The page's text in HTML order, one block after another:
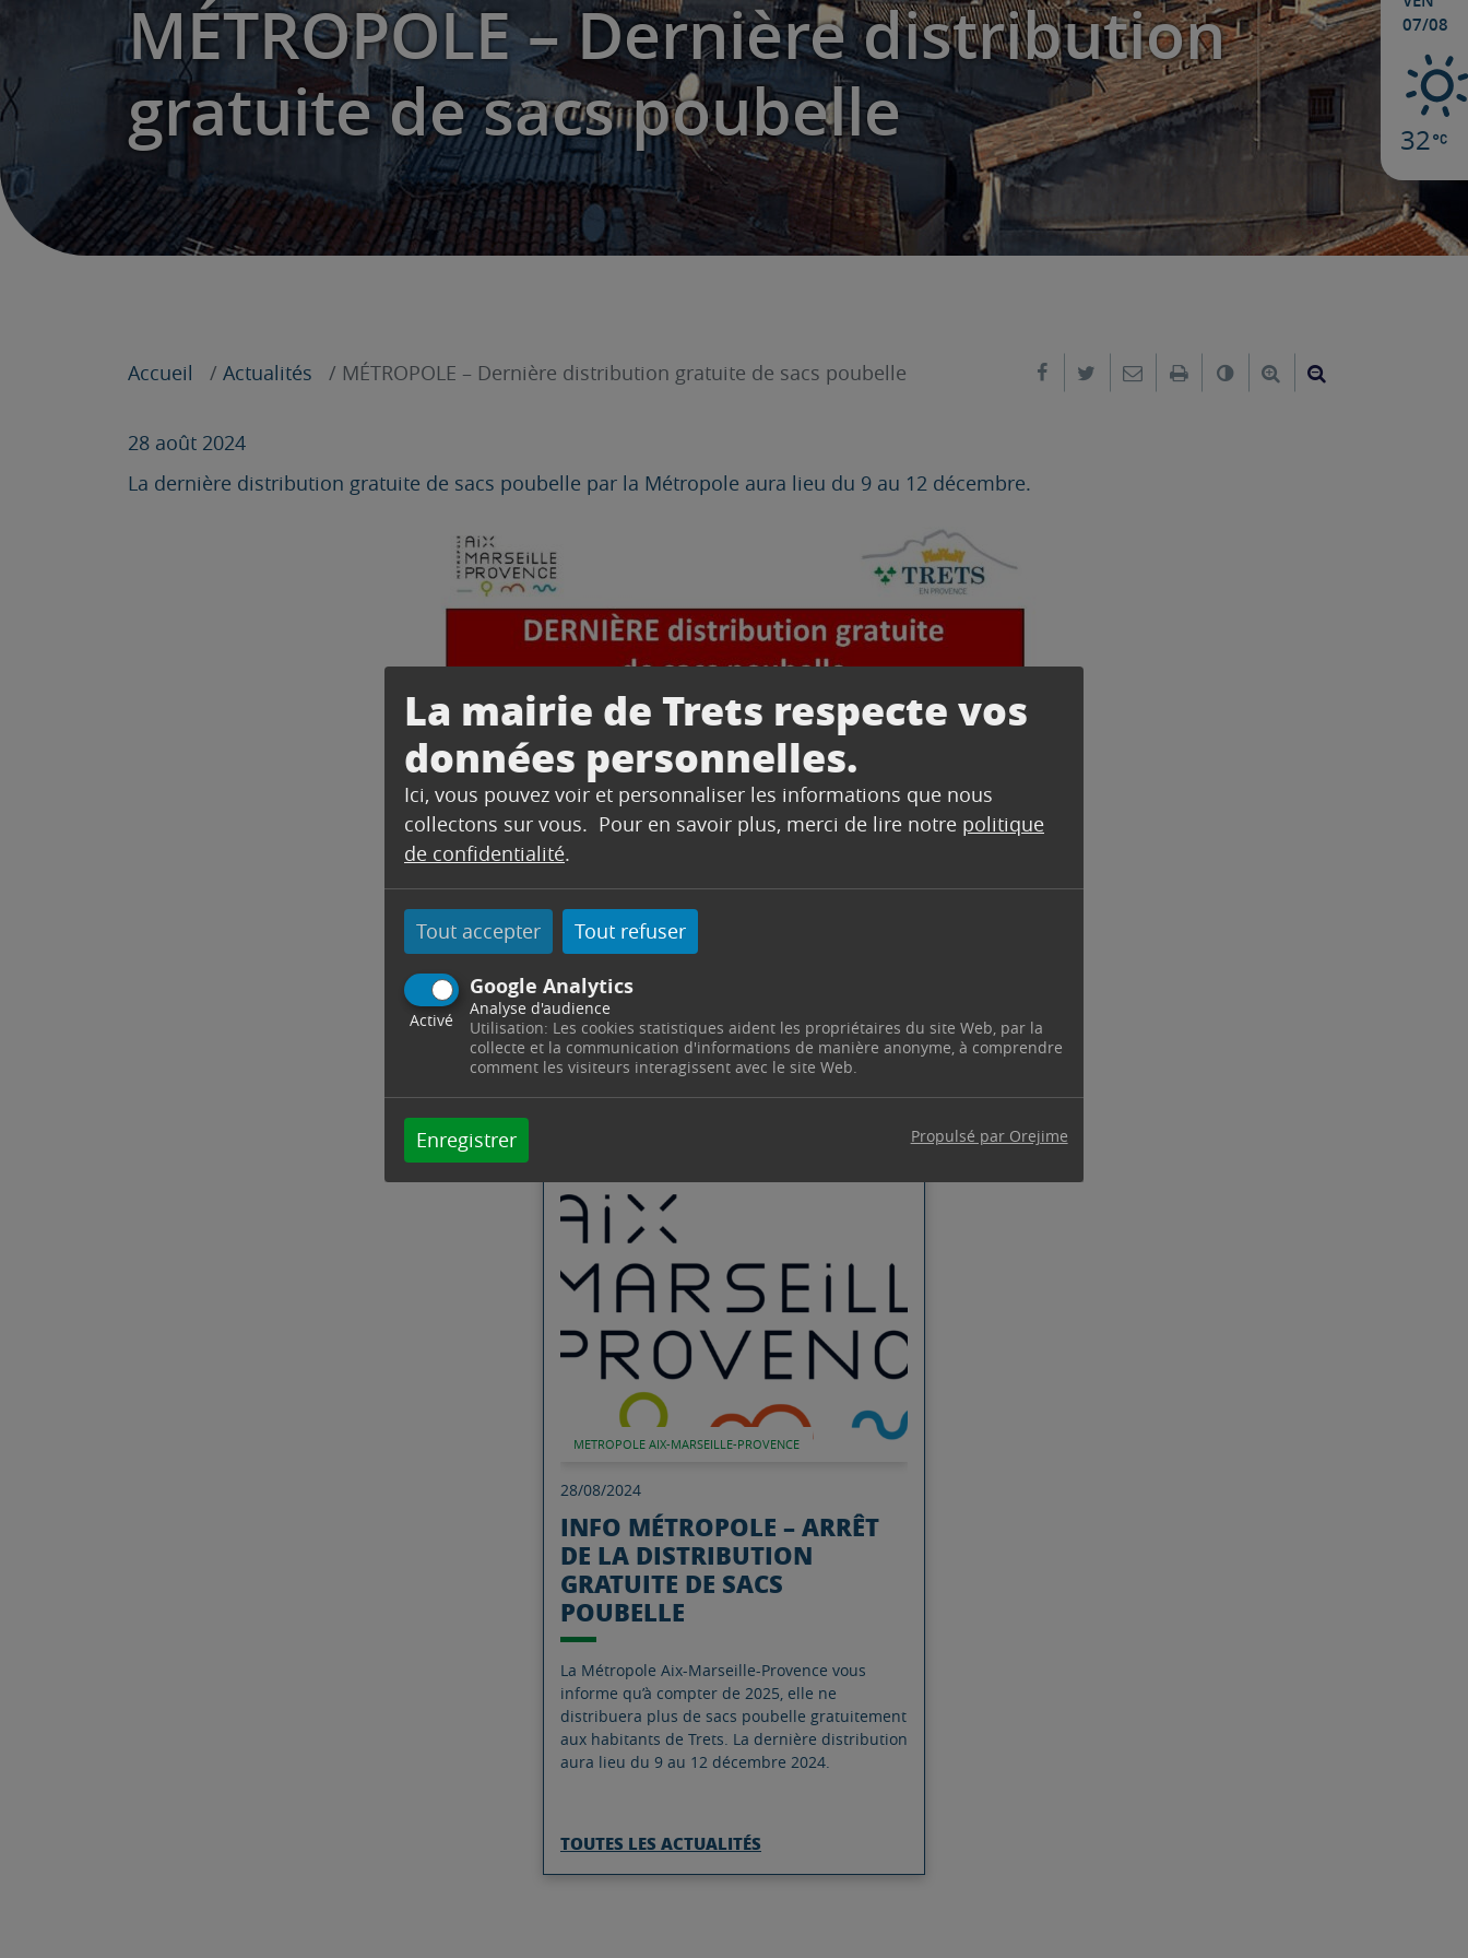
La mairie de Trets respecte vos
données personnelles.
Ici, vous pouvez voir et personnaliser les informations que nous
collectons sur vous. Pour en savoir plus, merci de lire notre politique
de confidentialité.
Tout accepter Tout refuser
Google Analytics
Activé
Analyse d'audience
Utilisation: Les cookies statistiques aident les propriétaires du site Web, par la
collecte et la communication d'informations de manière anonyme, à comprendre
comment les visiteurs interagissent avec le site Web.
Enregistrer Propulsé par Orejime
07/08
32
MÉTROPOLE – Dernière distribution
gratuite de sacs poubelle
Accueil Actualités MÉTROPOLE – Dernière distribution gratuite de sacs poubelle Partager sur Facebook
Partager sur Twitter
Envoyer par e-mail
ImprimerChanger le contraste
Agrandir le texte
28 août 2024
La dernière distribution gratuite de sacs poubelle par la Métropole aura lieu du 9 au 12 décembre.
METROPOLE AIX-MARSEILLE-PROVENCE
28/08/2024
INFO MÉTROPOLE – ARRÊT
DE LA DISTRIBUTION
GRATUITE DE SACS
POUBELLE
La Métropole Aix-Marseille-Provence vous
informe qu’à compter de 2025, elle ne
distribuera plus de sacs poubelle gratuitement
aux habitants de Trets. La dernière distribution
aura lieu du 9 au 12 décembre 2024.
Lire l'article
TOUTES LES ACTUALITÉS